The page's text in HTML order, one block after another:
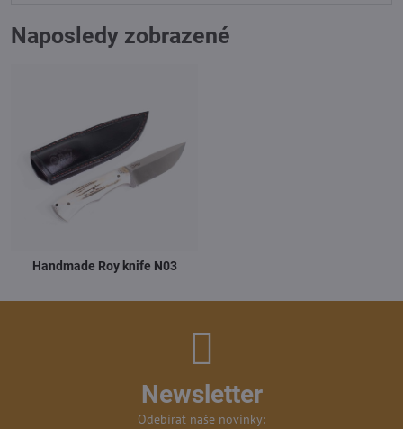
Naposledy zobrazené
Handmade Roy knife N03
Newsletter
Odebírat naše novinky: